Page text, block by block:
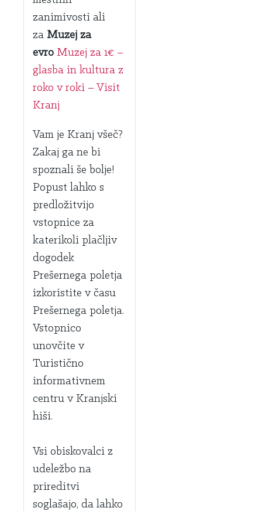
zanimivosti ali
za Muzej za
evro Muzej za 1€ –
glasba in kultura z
roko v roki – Visit
Kranj
Vam je Kranj všeč?
Zakaj ga ne bi
spoznali še bolje!
Popust lahko s
predložitvijo
vstopnice za
katerikoli plačljiv
dogodek
Prešernega poletja
izkoristite v času
Prešernega poletja.
Vstopnico
unovčite v
Turistično
informativnem
centru v Kranjski
hiši.
Vsi obiskovalci z
udeležbo na
prireditvi
soglašajo, da lahko